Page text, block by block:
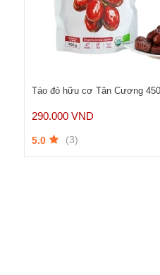
Táo đỏ hữu cơ Tân Cương
290.000 VND
5.0 (3)